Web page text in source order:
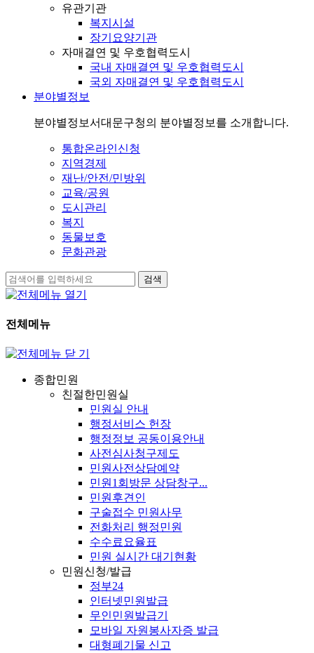
유관기관
복지시설
장기요양기관
자매결연 및 우호협력도시
국내 자매결연 및 우호협력도시
국외 자매결연 및 우호협력도시
분야별정보
분야별정보서대문구청의 분야별정보를 소개합니다.
통합온라인신청
지역경제
재난/안전/민방위
교육/공원
도시관리
복지
동물보호
문화관광
검색
전체메뉴
종합민원
친절한민원실
민원실 안내
행정서비스 헌장
행정정보 공동이용안내
사전심사청구제도
민원사전상담예약
민원1회방문 상담창구...
민원후견인
구술접수 민원사무
전화처리 행정민원
수수료요율표
민원 실시간 대기현황
민원신청/발급
정부24
인터넷민원발급
무인민원발급기
모바일 자원봉사자증 발급
대형폐기물 신고